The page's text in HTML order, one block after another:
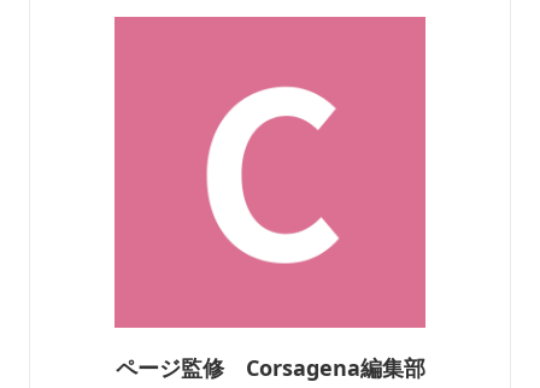
ページ監修 Corsagena編集部